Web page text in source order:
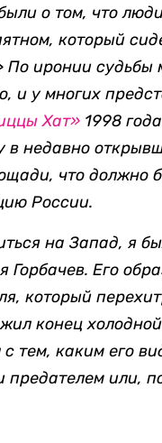
о том, что
который
По иронии судьбы
и у многих
Хат» 1998
в недавно
что должно
России.
на Запад, я
Горбачев. Его
который
конец
тем, каким его
предателем или,